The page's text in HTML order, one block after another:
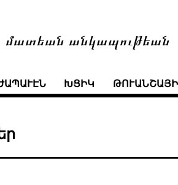
մատեան անկապութեան
ԽՑԻԿ